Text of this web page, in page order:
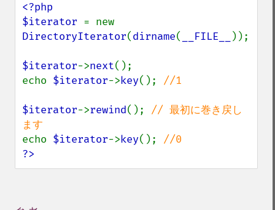
<?php
$iterator
DirectoryIterator(dirname( __FILE__ ));
$iterator->next();
echo $iterator->key(); //1
$iterator->rewind(); // 最初に巻き戻し
echo $iterator->key();
?>